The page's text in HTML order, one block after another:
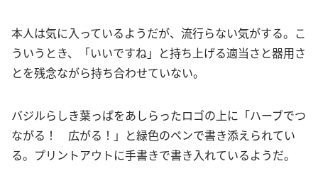
本人は気に入っているようだが、流行らない気がする。こ
ういうとき、「いいですね」と持ち上げる適当さと器用さ
とを残念ながら持ち合わせていない。
バジルらしき葉っぱをあしらったロゴの上に「ハーブでつ
ながる！ 広がる！」と緑色のペンで書き添えられてい
る。プリントアウトに手書きで書き入れているようだ。